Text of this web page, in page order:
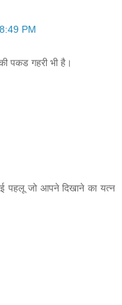
PM
पकड गहरी भी है।
पहलू जो आपने दिखाने का यत्न